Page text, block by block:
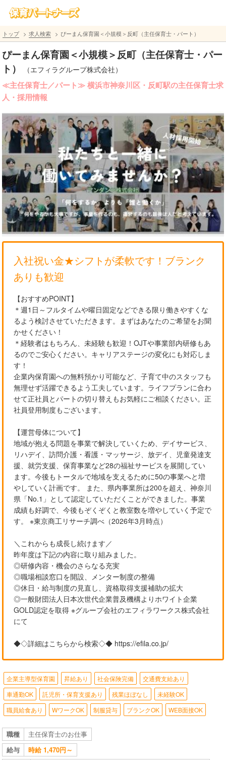
トップ 求人検索 ぴーまん保育園＜小規模＞反町（主任保育士・パート）
ぴーまん保育園＜小規模＞反町（主任保育士・パー
ト）
（エフィラグループ株式会社）
≪主任保育士／パート≫ 横浜市神奈川区・反町駅の主任保育士求
人・採用情報
入社祝い金★シフトが柔軟です！ブランク
ありも歓迎
【おすすめPOINT】
＊週1日～フルタイムや曜日固定などできる限り働きやすくな
るよう検討させていただきます。まずはあなたのご希望をお聞
かせください！
＊経験者はもちろん、未経験も歓迎！OJTや事業部内研修もあ
るのでご安心ください。キャリアステージの変化にも対応しま
す！
企業内保育園への無料預かり可能など、子育て中のスタッフも
無理せず活躍できるよう工夫しています。ライフプランに合わ
せて正社員とパートの切り替えもお気軽にご相談ください。正
社員登用制度もございます。
【運営母体について】
地域が抱える問題を事業で解決していくため、デイサービス、
リハデイ、訪問介護・看護・マッサージ、放デイ、児童発達支
援、就労支援、保育事業など28の福祉サービスを展開してい
ます。今後もトータルで地域を支えるために50の事業へと増
やしていく計画です。 また、県内事業所は200を超え、神奈川
県「No.1」として認定していただくことができました。事業
成績も好調で、今後もぞくぞくと教室数を増やしていく予定で
す。 ※東京商工リサーチ調べ（2026年3月時点）
＼これからも成長し続けます／
昨年度は下記の内容に取り組みました。
◎研修内容・機会のさらなる充実
◎職場相談窓口を開設、メンター制度の整備
◎休日・給与制度の見直し、資格取得支援補助の拡大
◎一般財団法人日本次世代企業普及機構よりホワイト企業
GOLD認定を取得 ※グループ会社のエフィラワークス株式会社
にて
◆◇詳細はこちらから検索◇◆ https://efila.co.jp/
企業主導型保育園 昇給あり 社会保険完備
交通費支給あり
車通勤OK
託児所・保育支援あり 残業ほぼなし
未経験OK
職員給食あり
WワークOK 制服貸与 ブランクOK WEB面接OK
職種
主任保育士のお仕事
給与
時給 1,470円～